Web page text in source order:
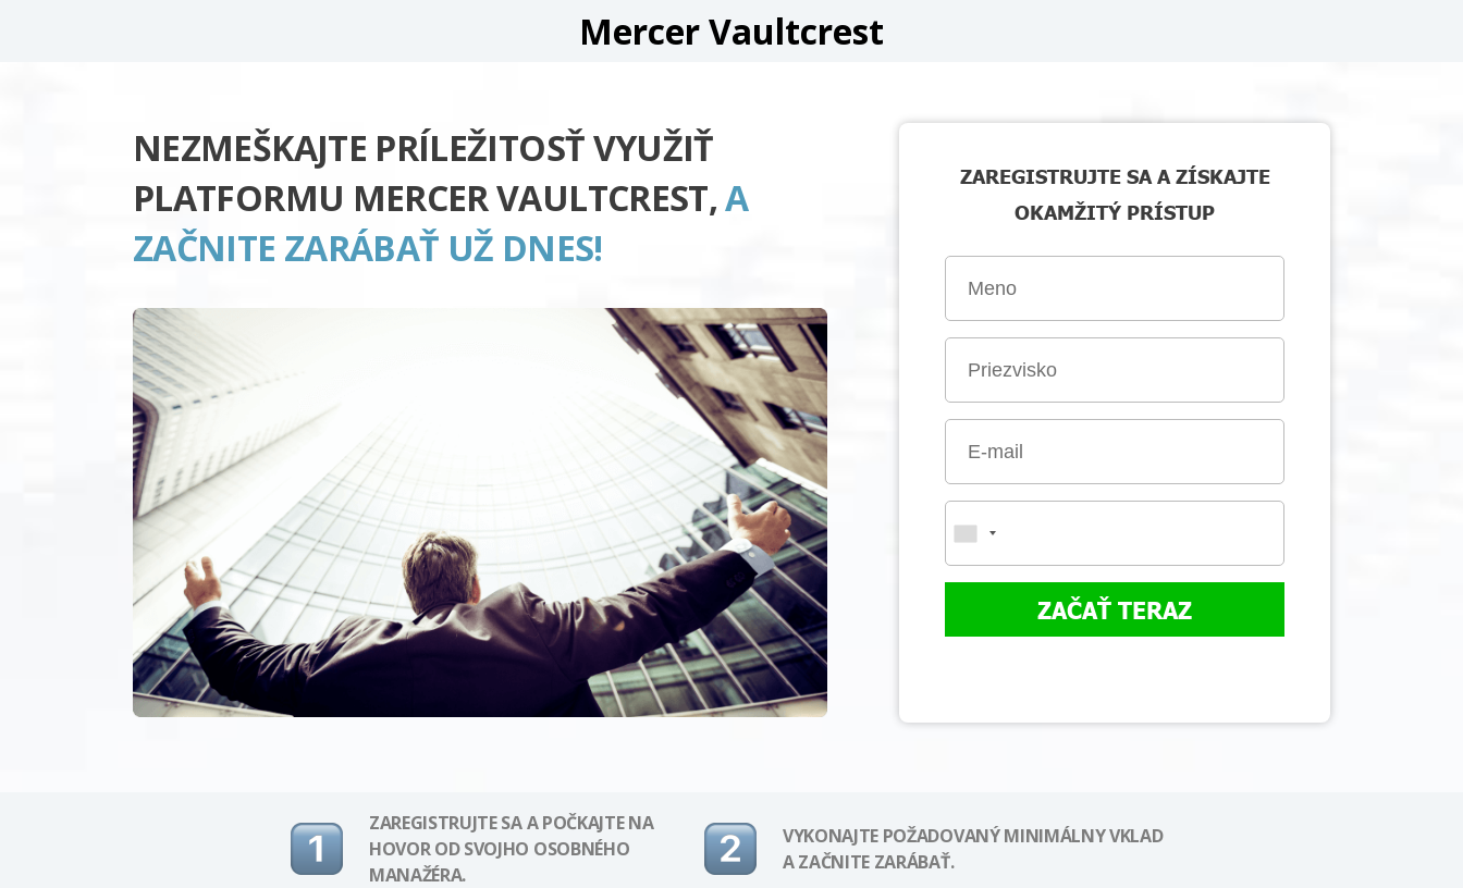
Mercer Vaultcrest
NEZMEŠKAJTE PRÍLEŽITOSŤ VYUŽIŤ
PLATFORMU MERCER VAULTCREST,A
ZAČNITE ZARÁBAŤ UŽ DNES!
ZAREGISTRUJTE SA A ZÍSKAJTE
OKAMŽITÝ PRÍSTUP
ZAČAŤ TERAZ
ZAREGISTRUJTE SA A POČKAJTE NA
HOVOR OD SVOJHO OSOBNÉHO
MANAŽÉRA.
VYKONAJTE POŽADOVANÝ MINIMÁLNY VKLAD
A ZAČNITE ZARÁBAŤ.